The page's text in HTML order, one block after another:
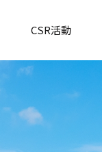
CSR活動